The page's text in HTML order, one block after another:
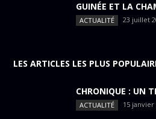
GUINÉE ET LA
ACTUALITÉ 23 juillet
LES ARTICLES LES PLUS
CHRONIQUE : UN
ACTUALITÉ 15 janvier